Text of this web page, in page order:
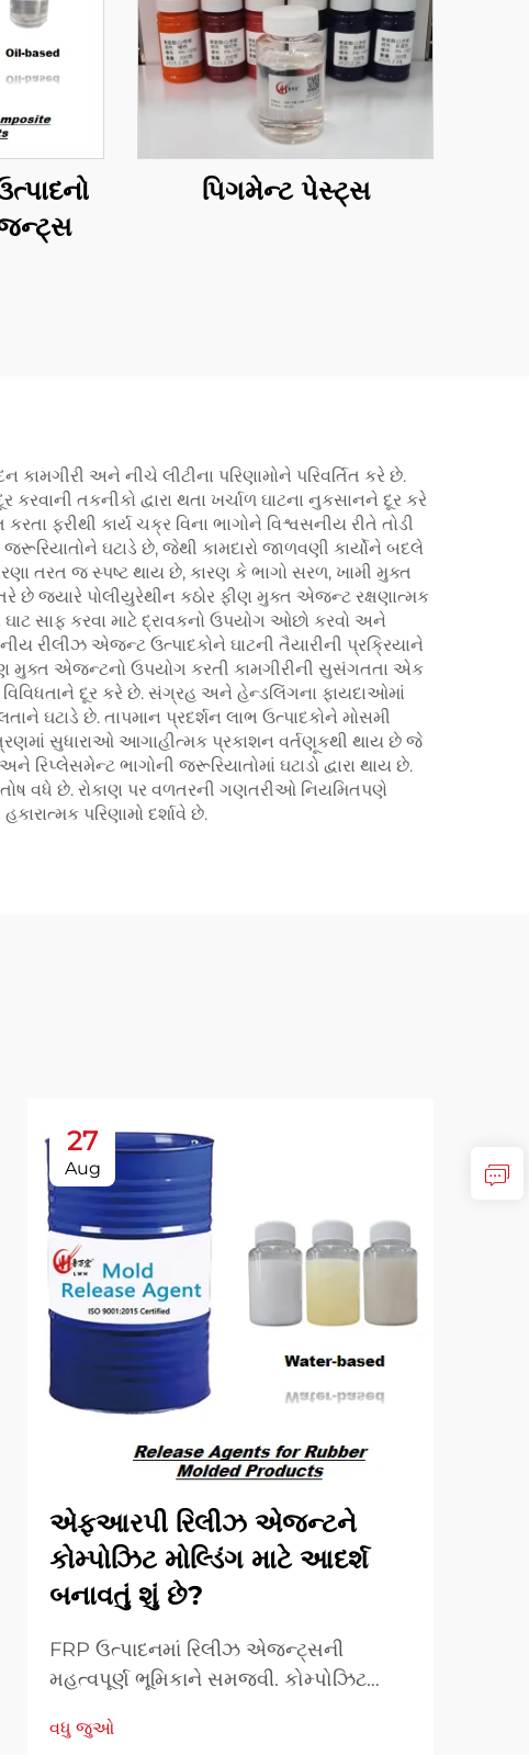
પિગમેન્ટ પેસ્ટ્સ
અને નીચે લીટીના પરિણામોને પરિવર્તિત કરે છે.
તકનીકો દ્વારા થતા ખર્ચાળ ઘાટના નુકસાનને દૂર કરે
ફરીથી કાર્ય ચક્ર વિના ભાગોને વિશ્વસનીય રીતે તોડી
ઘટાડે છે, જેથી કામદારો જાળવણી કાર્યોને બદલે
તરત જ સ્પષ્ટ થાય છે, કારણ કે ભાગો સરળ, ખામી મુક્ત
છે જ્યારે પોલીયુરેથીન કઠોર ફીણ મુક્ત એજન્ટ રક્ષણાત્મક
સાફ કરવા માટે દ્રાવકનો ઉપયોગ ઓછો કરવો અને
રીલીઝ એજન્ટ ઉત્પાદકોને ઘાટની તૈયારીની પ્રક્રિયાને
મુક્ત એજન્ટનો ઉપયોગ કરતી કામગીરીની સુસંગતતા એક
દૂર કરે છે. સંગ્રહ અને હેન્ડલિંગના ફાયદાઓમાં
છે. તાપમાન પ્રદર્શન લાભ ઉત્પાદકોને મોસમી
સુધારાઓ આગાહીત્મક પ્રકાશન વર્તણૂકથી થાય છે જે
ભાગોની જરૂરિયાતોમાં ઘટાડો દ્વારા થાય છે.
વધે છે. રોકાણ પર વળતરની ગણતરીઓ નિયમિતપણે
પરિણામો દર્શાવે છે.
27
Aug
એફઆરપી રિલીઝ એજન્ટને
કોમ્પોઝિટ મોલ્ડિંગ માટે આદર્શ
બનાવતું શું છે?
FRP ઉત્પાદનમાં રિલીઝ એજન્ટ્સની
મહત્વપૂર્ણ ભૂમિકાને સમજવી. કોમ્પોઝિટ
મોલ્ડિંગ કામગીરીની સફળતા સુનિશ્ચિત કરવામાં
વધુ જુઓ